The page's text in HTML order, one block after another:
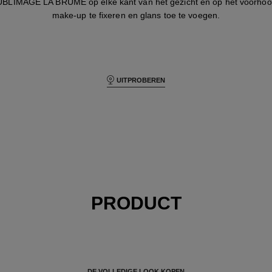
make-up te fixeren en glans toe te voegen.
UITPROBEREN
PRODUCT